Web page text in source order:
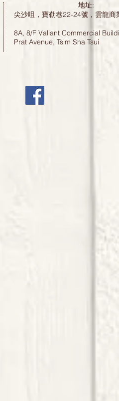
地址:
尖沙咀，寶勒巷22-24號，雲龍
8A, 8/F Valiant Commercial
Prat Avenue, Tsim Sha Tsui